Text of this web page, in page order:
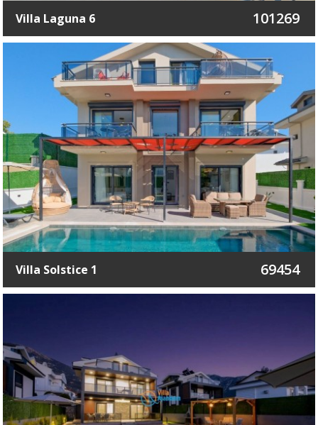
Villa Laguna 6 101269
Villa Solstice 1 69454